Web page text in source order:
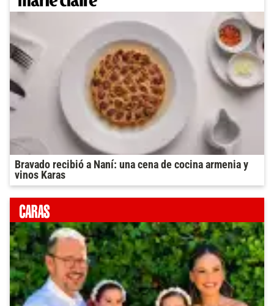
Bravado recibió a Naní: una cena de cocina armenia y
vinos Karas